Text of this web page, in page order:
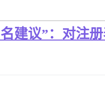
建议”：对注册